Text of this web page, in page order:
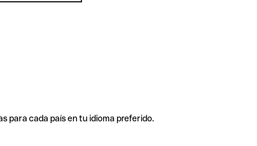
para cada país en tu idioma preferido.